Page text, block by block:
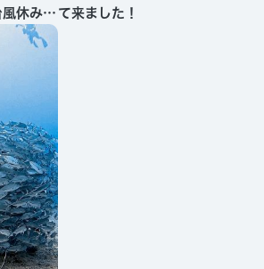
休みで て来ました！